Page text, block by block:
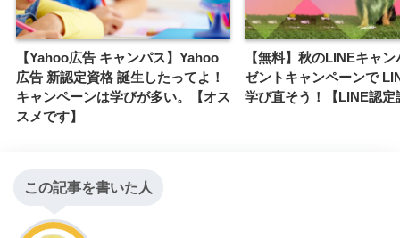
【Yahoo広告 キャンパス】Yahoo
広告 新認定資格 誕生したってよ！
キャンペーンは学びが多い。【オス
スメです】
【無料】秋のLINEキャ
ゼントキャンペーンで
学び直そう！【LINE認定
この記事を書いた人